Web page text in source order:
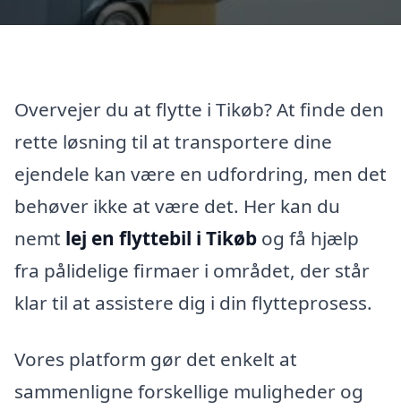
Overvejer du at flytte i Tikøb? At finde den
rette løsning til at transportere dine
ejendele kan være en udfordring, men det
behøver ikke at være det. Her kan du
nemt lej en flyttebil i Tikøb og få hjælp
fra pålidelige firmaer i området, der står
klar til at assistere dig i din flytteprosess.
Vores platform gør det enkelt at
sammenligne forskellige muligheder og